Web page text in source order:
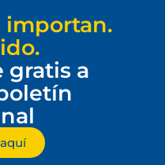
importan.
gratis a